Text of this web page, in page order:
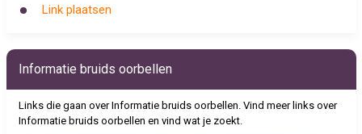
Link plaatsen
Informatie bruids oorbellen
Links die gaan over Informatie bruids oorbellen. Vind meer links over
Informatie bruids oorbellen en vind wat je zoekt.